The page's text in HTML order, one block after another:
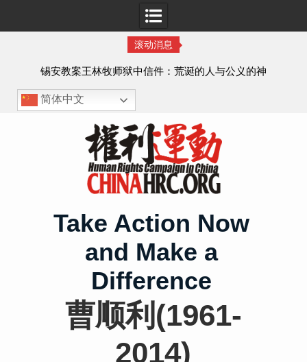
滚动消息
锡安教案王林牧师狱中信件：荒诞的人与公义的神
简体中文
Take Action Now
and Make a
Difference
曹顺利(1961-
2014)